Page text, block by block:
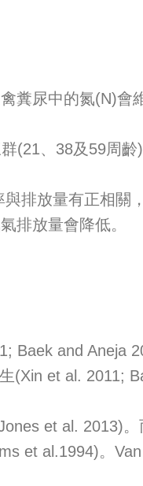
糞尿中的氮(N)
(21、38及59周
排放量有正相關
排放量會降低。
and Aneja
(Xin et al. 2011;
et al. 2013)。
et al.1994)。